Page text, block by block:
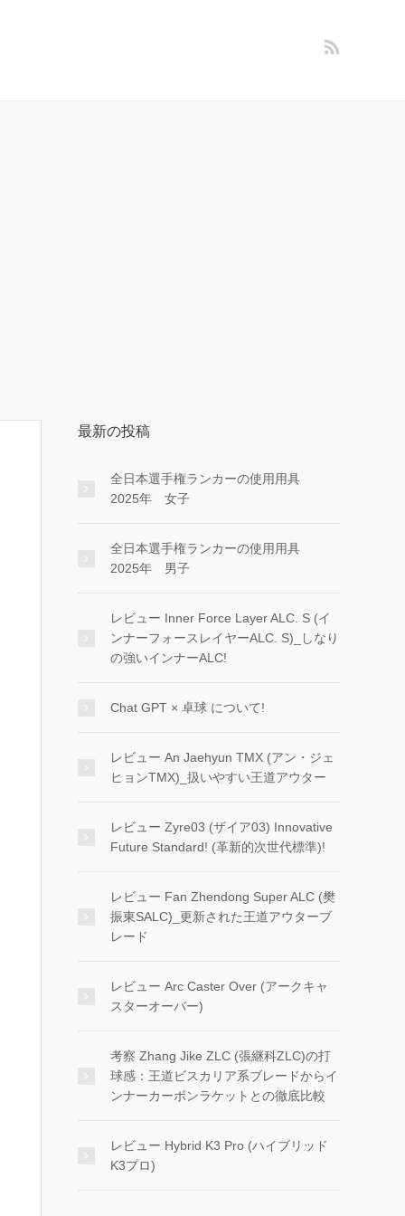
最新の投稿
全日本選手権ランカーの使用用具
2025年 女子
全日本選手権ランカーの使用用具
2025年 男子
レビュー Inner Force Layer ALC. S (イ
ンナーフォースレイヤーALC. S)_しなり
の強いインナーALC!
Chat GPT × 卓球 について!
レビュー An Jaehyun TMX (アン・ジェ
ヒョンTMX)_扱いやすい王道アウター
レビュー Zyre03 (ザイア03) Innovative
Future Standard! (革新的次世代標準)!
レビュー Fan Zhendong Super ALC (樊
振東SALC)_更新された王道アウターブ
レード
レビュー Arc Caster Over (アークキャ
スターオーバー)
考察 Zhang Jike ZLC (張継科ZLC)の打
球感：王道ビスカリア系ブレードからイ
ンナーカーボンラケットとの徹底比較
レビュー Hybrid K3 Pro (ハイブリッド
K3プロ)